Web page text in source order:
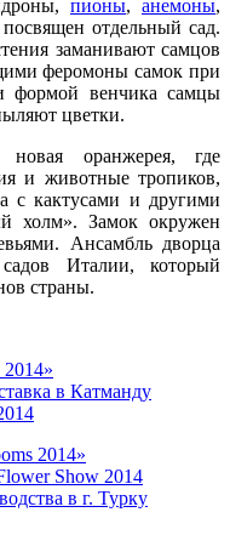
пионы, анемоны,
отдельный сад.
заманивают самцов
феромоны самок при
формой венчика самцы
цветки.
оранжерея, где
и животные тропиков,
с кактусами и другими
холм». Замок окружен
Ансамбль дворца
Италии, который
страны.
в Катманду
2014»
Show 2014
в г. Турку